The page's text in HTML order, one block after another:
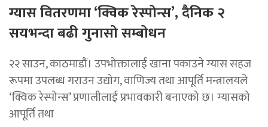
ग्यास वितरणमा ‘क्विक रेस्पोन्स’, दैनिक २
सयभन्दा बढी गुनासो सम्बोधन
२२ साउन, काठमाडाैं। उपभोक्तालाई खाना पकाउने ग्यास सहज
रूपमा उपलब्ध गराउन उद्योग, वाणिज्य तथा आपूर्ति मन्त्रालयले
‘क्विक रेस्पोन्स’ प्रणालीलाई प्रभावकारी बनाएको छ। ग्यासको
आपूर्ति तथा